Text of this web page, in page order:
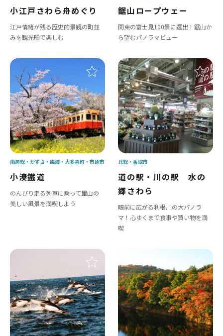
小江戸さわら舟めぐり
江戸情緒が残る歴史的景観の町並
みを観光船で楽しむ
鋸山ロープウェー
関東の富士見100景に選出！鋸山か
ら望むパノラマビュー
小湊鐵道
のんびり走る列車に乗って里山の
美しい風景を満喫しよう
南房総 かずさ・臨海 大多喜町 市原市
道の駅・川の駅 水の
郷さわら
眼前に広がる利根川の大パノラ
マ！心ゆくまで食事や買い物を満
喫
北総 香取市